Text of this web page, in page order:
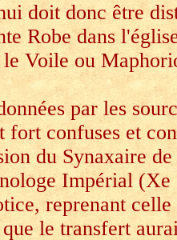
doit donc être
Robe dans
le Voile ou
par les
fort confuses et
du Synaxaire
Impérial (Xe
reprenant
le transfert